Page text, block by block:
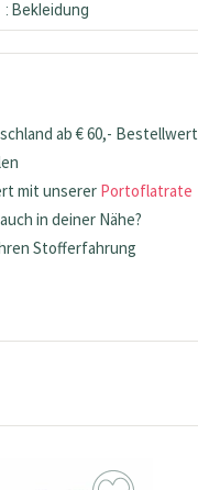
: Bekleidung
ab € 60,- Bestellwert
mit unserer Portoflatrate
in deiner Nähe?
Stofferfahrung